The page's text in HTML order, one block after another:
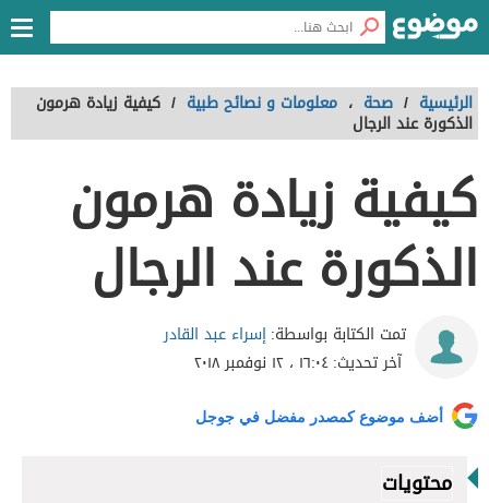
الرئيسية / صحة ، معلومات و نصائح طبية / كيفية زيادة هرمون
الذكورة عند الرجال
كيفية زيادة هرمون
الذكورة عند الرجال
تمت الكتابة بواسطة:إسراء عبد القادر
آخر تحديث:١٦:٠٤ ، ١٢ نوفمبر ٢٠١٨
أضف موضوع كمصدر مفضل في جوجل
محتويات